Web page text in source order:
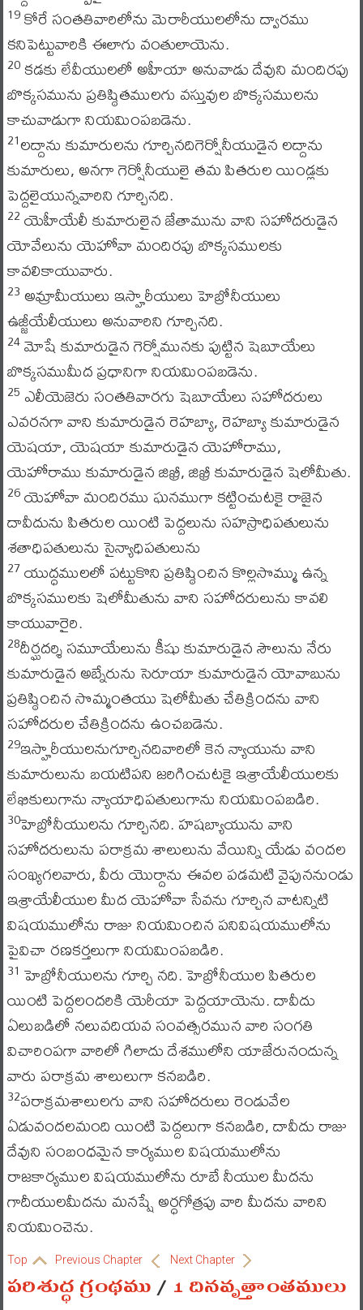
19కోరే సంతతివారిలోను మెరారీయులలోను ద్వారము
కనిపెట్టువారికి ఈలాగు వంతులాయెను.
20కడకు లేవీయులలో అహీయా అనువాడు దేవుని మందిరపు
బొక్కసమును ప్రతిష్ఠితములగు వస్తువుల బొక్కసములను
కాచువాడుగా నియమింపబడెను.
21లద్దాను కుమారులను గూర్చినదిగెర్షోనీయుడైన లద్దాను
కుమారులు, అనగా గెర్షోనీయులై తమ పితరుల యిండ్లకు
పెద్దలైయున్నవారిని గూర్చినది.
22 యెహీయేలీ కుమారులైన జేతామును వాని సహోదరుడైన
యోవేలును యెహోవా మందిరపు బొక్కసములకు
కావలికాయువారు.
23 అమ్రామీయులు ఇస్హారీయులు హెబ్రోనీయులు
ఉజ్జీయేలీయులు అనువారిని గూర్చినది.
24మోషే కుమారుడైన గెర్షోమునకు పుట్టిన షెబూయేలు
బొక్కసముమీద ప్రధానిగా నియమింపబడెను.
25 ఎలీయెజెరు సంతతివారగు షెబూయేలు సహోదరులు
ఎవరనగా వాని కుమారుడైన రెహబ్యా, రెహబ్యా కుమారుడైన
యెషయా, యెషయా కుమారుడైన యెహోరాము,
యెహోరాము కుమారుడైన జిఖ్రీ, జిఖ్రీ కుమారుడైన షెలోమీతు.
26యెహోవా మందిరము ఘనముగా కట్టించుటకై రాజైన
దావీదును పితరుల యింటి పెద్దలును సహస్రాధిపతులును
శతాధిపతులును సైన్యాధిపతులును
27యుద్ధములలో పట్టుకొని ప్రతిష్ఠించిన కొల్లసొమ్ము ఉన్న
బొక్కసములకు షెలోమీతును వాని సహోదరులును కావలి
కాయువారైరి.
28దీర్ఘదర్శి సమూయేలును కీషు కుమారుడైన సౌలును నేరు
కుమారుడైన అబ్నేరును సెరూయా కుమారుడైన యోవాబును
ప్రతిష్ఠించిన సొమ్మంతయు షెలోమీతు చేతిక్రిందను వాని
సహోదరుల చేతిక్రిందను ఉంచబడెను.
29ఇస్హారీయులనుగూర్చినదివారిలో కెన న్యాయును వాని
కుమారులును బయటిపని జరిగించుటకై ఇశ్రాయేలీయులకు
లేఖికులుగాను న్యాయాధిపతులుగాను నియమింపబడిరి.
30హెబ్రోనీయులను గూర్చినది. హషబ్యాయును వాని
సహోదరులును పరాక్రమ శాలులును వేయిన్ని యేడు వందల
సంఖ్యగలవారు, వీరు యొర్దాను ఈవల పడమటి వైపుననుండు
ఇశ్రాయేలీయుల మీద యెహోవా సేవను గూర్చిన వాటన్నిటి
విషయములోను రాజు నియమించిన పనివిషయములోను
పైవిచా రణకర్తలుగా నియమింపబడిరి.
31 హెబ్రోనీయులను గూర్చి నది. హెబ్రోనీయుల పితరుల
యింటి పెద్దలందరికి యెరీయా పెద్దయాయెను. దావీదు
ఏలుబడిలో నలువదియవ సంవత్సరమున వారి సంగతి
విచారింపగా వారిలో గిలాదు దేశములోని యాజేరునందున్న
వారు పరాక్రమ శాలులుగా కనబడిరి.
32పరాక్రమశాలులగు వాని సహోదరులు రెండువేల
ఏడువందలమంది యింటి పెద్దలుగా కనబడిరి, దావీదు రాజు
దేవుని సంబంధమైన కార్యముల విషయములోను
రాజకార్యముల విషయములోను రూబే నీయుల మీదను
గాదీయులమీదను మనష్షే అర్ధగోత్రపు వారి మీదను వారిని
నియమించెను.
Top Previous Chapter Next Chapter
పరిశుద్ధ గ్రంథము/1 దినవృత్తాంతములు